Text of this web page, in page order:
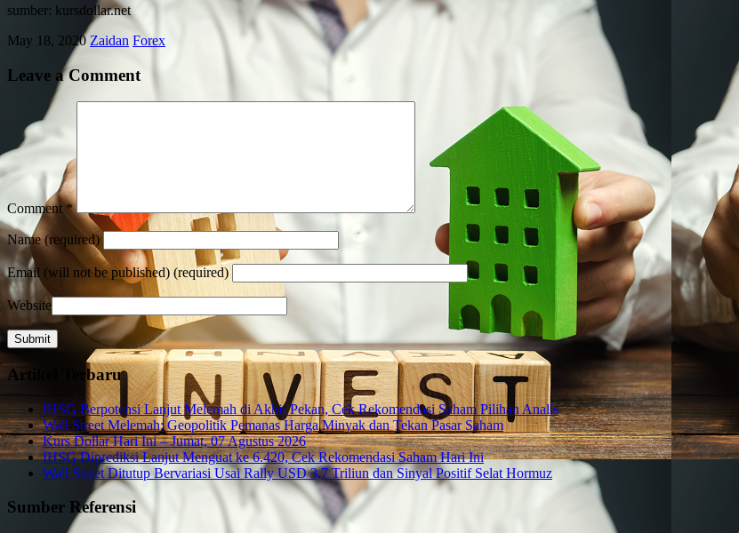
sumber: kursdollar.net
May 18, 2020 Zaidan Forex
Leave a Comment
Comment*
Name(required)
Email (will not be published) (required)
Website
Artikel Terbaru
IHSG Berpotensi Lanjut Melemah di Akhir Pekan, Cek Rekomendasi Saham Pilihan Analis
Wall Street Melemah: Geopolitik Pemanas Harga Minyak dan Tekan Pasar Saham
Kurs Dollar Hari Ini – Jumat, 07 Agustus 2026
IHSG Diprediksi Lanjut Menguat ke 6.420, Cek Rekomendasi Saham Hari Ini
Wall Street Ditutup Bervariasi Usai Rally USD 3,7 Triliun dan Sinyal Positif Selat Hormuz
Sumber Referensi